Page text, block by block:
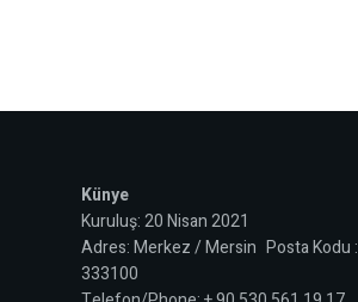
Künye
Kuruluş: 20 Nisan 2021
Adres: Merkez / Mersin Posta Kodu :
333100